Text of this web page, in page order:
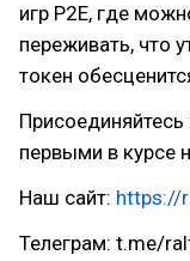
игр Р2Е, где
переживать, что
токен
первыми в курсе
Наш сайт: https://
Телеграм: t.me/